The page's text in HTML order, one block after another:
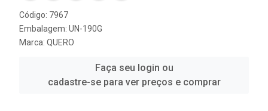
Código: 7967
Embalagem: UN-190G
Marca: QUERO
Faça seu login ou
cadastre-se para ver preços e comprar